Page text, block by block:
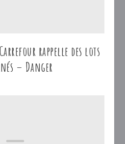
rappelle des lots
– Danger